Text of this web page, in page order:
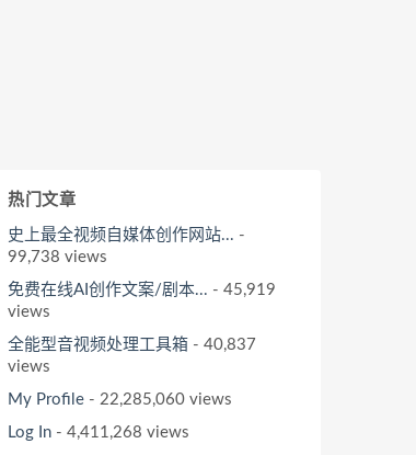
热门文章
史上最全视频自媒体创作网站... -
99,738 views
免费在线AI创作文案/剧本... - 45,919
views
全能型音视频处理工具箱 - 40,837
views
My Profile - 22,285,060 views
Log In - 4,411,268 views